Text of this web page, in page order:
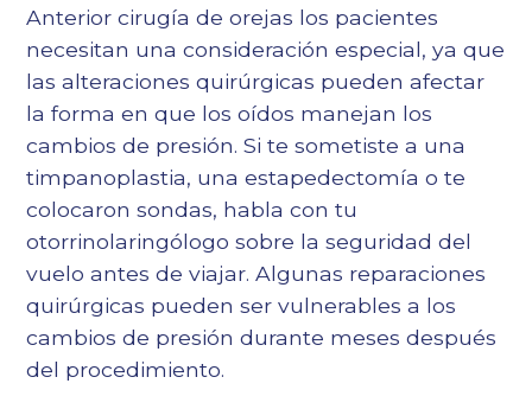
Anteriorcirugía de orejas los pacientes
necesitan una consideración especial, ya que
las alteraciones quirúrgicas pueden afectar
la forma en que los oídos manejan los
cambios de presión. Si te sometiste a una
timpanoplastia, una estapedectomía o te
colocaron sondas, habla con tu
otorrinolaringólogo sobre la seguridad del
vuelo antes de viajar. Algunas reparaciones
quirúrgicas pueden ser vulnerables a los
cambios de presión durante meses después
del procedimiento.